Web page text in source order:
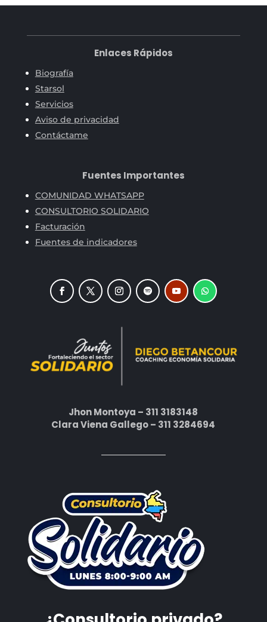
Enlaces Rápidos
Biografía
Starsol
Servicios
Aviso de privacidad
Contáctame
Fuentes Importantes
COMUNIDAD WHATSAPP
CONSULTORIO SOLIDARIO
Facturación
Fuentes de indicadores
Jhon Montoya – 311 3183148
Clara Viena Gallego – 311 3284694